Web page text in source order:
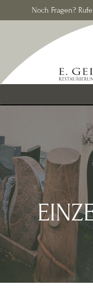
Noch Fragen?